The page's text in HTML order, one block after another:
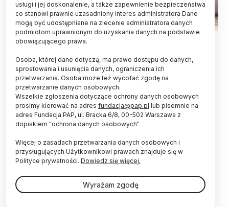
Fot. Adobe Stock
Naukowcy proponują nowy indeks cytowań
publikacji naukowych, który równoważyłby ich
produktywność i jakość – informuje pismo „PNAS
Nexus”.
Indeks h cytowań (indeks Hirscha) został
wprowadzony przez Jorge Hirscha w 2005 roku i
jest wskaźnikiem mierzącym produktywność
naukową oraz wpływ pracownika naukowego,
uwzględniając liczbę publikacji i ich cytowania. Jego
cytowanych co najmniej h razy. Na przykład h = 3
oznacza, że istnieją trzy artykuły z 3 lub więcej
usługi i jej doskonalenie, a także zapewnienie bezpieczeństwa
co stanowi prawnie uzasadniony interes administratora Dane
mogą być udostępniane na zlecenie administratora danych
podmiotom uprawnionym do uzyskania danych na podstawie
obowiązującego prawa.
Osoba, której dane dotyczą, ma prawo dostępu do danych,
sprostowania i usunięcia danych, ograniczenia ich
przetwarzania. Osoba może też wycofać zgodę na
przetwarzanie danych osobowych.
Wszelkie zgłoszenia dotyczące ochrony danych osobowych
prosimy kierować na adres fundacja@pap.pl lub pisemnie na
adres Fundacja PAP, ul. Bracka 6/8, 00-502 Warszawa z
dopiskiem "ochrona danych osobowych"
Więcej o zasadach przetwarzania danych osobowych i
przysługujących Użytkownikowi prawach znajduje się w
Polityce prywatności. Dowiedz się więcej.
Wyrażam zgodę